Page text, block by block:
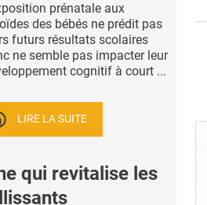
prénatale aux
des bébés ne prédit pas
futurs résultats scolaires
ne semble pas impacter leur
cognitif à court ...
LIRE LA SUITE
qui revitalise les